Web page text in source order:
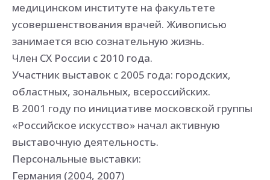
медицинском институте на факультете
усовершенствования врачей. Живописью
занимается всю сознательную жизнь.
Член СХ России с 2010 года.
Участник выставок с 2005 года: городских,
областных, зональных, всероссийских.
В 2001 году по инициативе московской группы
«Российское искусство» начал активную
выставочную деятельность.
Персональные выставки:
Германия (2004, 2007)